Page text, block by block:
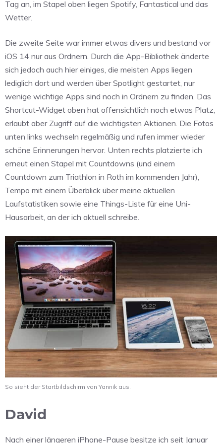
Tag an, im Stapel oben liegen Spotify, Fantastical und das
Wetter.
Die zweite Seite war immer etwas divers und bestand vor
iOS 14 nur aus Ordnern. Durch die App-Bibliothek änderte
sich jedoch auch hier einiges, die meisten Apps liegen
lediglich dort und werden über Spotlight gestartet, nur
wenige wichtige Apps sind noch in Ordnern zu finden. Das
Shortcut-Widget oben hat offensichtlich noch etwas Platz,
erlaubt aber Zugriff auf die wichtigsten Aktionen. Die Fotos
unten links wechseln regelmäßig und rufen immer wieder
schöne Erinnerungen hervor. Unten rechts platzierte ich
erneut einen Stapel mit Countdowns (und einem
Countdown zum Triathlon in Roth im kommenden Jahr),
Tempo mit einem Überblick über meine aktuellen
Laufstatistiken sowie eine Things-Liste für eine Uni-
Hausarbeit, an der ich aktuell schreibe.
So sieht der Startbildschirm von Yannik aus.
David
Nach einer längeren iPhone-Pause besitze ich seit Januar